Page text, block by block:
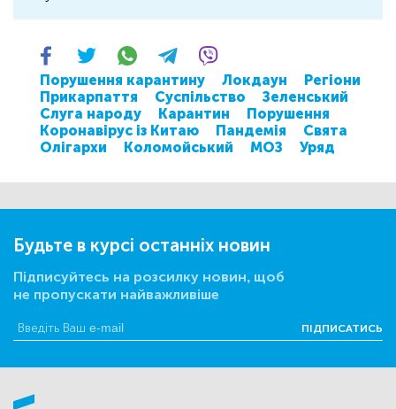
Порушення карантину Локдаун
Регіони
Прикарпаття
Суспільство
Зеленський
Слуга народу
Карантин
Порушення
Коронавірус із Китаю
Пандемія
Свята
Олігархи
Коломойський МОЗ Уряд
Будьте в курсі останніх новин
Підписуйтесь на розсилку новин, щоб
не пропускати найважливіше
ПІДПИСАТИСЬ